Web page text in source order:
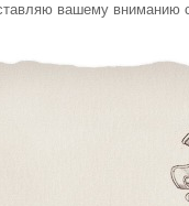
вашему вниманию